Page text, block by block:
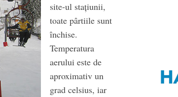
site-ul stațiunii,
toate pârtiile sunt
închise.
Temperatura
aerului este de
aproximativ un
grad celsius, iar